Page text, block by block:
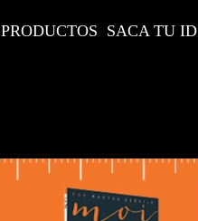
PRODUCTOS SACA TU ID